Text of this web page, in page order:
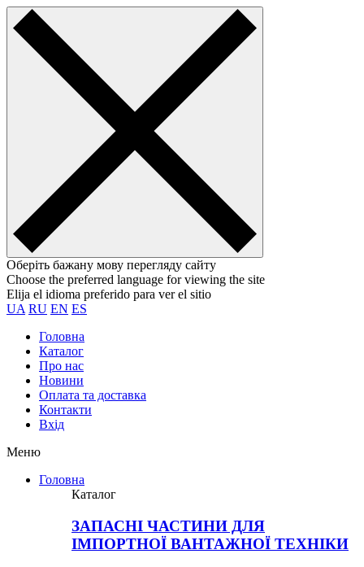
Оберіть бажану мову перегляду сайту
Choose the preferred language for viewing the site
Elija el idioma preferido para ver el sitio
UA RU EN ES
Головна
Каталог
Про нас
Новини
Оплата та доставка
Контакти
Вхiд
Меню
Головна
Каталог
ЗАПАСНІ ЧАСТИНИ ДЛЯ
ІМПОРТНОЇ ВАНТАЖНОЇ ТЕХНІКИ